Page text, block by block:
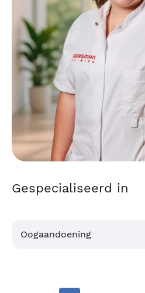
Gespecialiseerd in
Oogaandoening